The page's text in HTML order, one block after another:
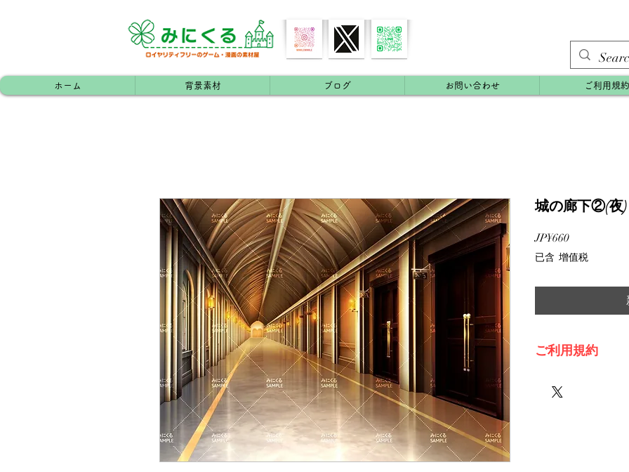
ホーム 背景素材 ブログ お問い合わせ ご利用規約
城の廊下②(夜)
JP¥660價
格
已含 增值税
ご利用規約